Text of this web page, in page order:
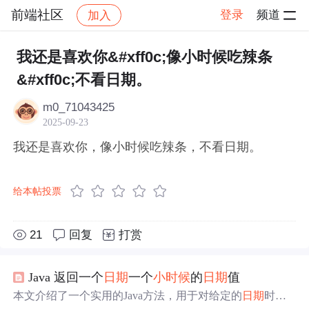
前端社区 加入 登录 频道
社区 前端社区 感慨 帖子详情
我还是喜欢你&#xff0c;像小时候吃辣条
&#xff0c;不看日期。
m0_71043425
2025-09-23
我还是喜欢你，像小时候吃辣条，不看日期。
给本帖投票
21 回复 打赏
Java 返回一个 日期一个小时候的 日期值
本文介绍了一个实用的Java方法，用于对给定的 日期时间